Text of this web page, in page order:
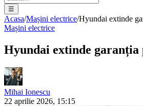
☰
Acasa/Mașini electrice/Hyundai extinde
Mașini electrice
Hyundai extinde garanția
Mihai Ionescu
22 aprilie 2026, 15:15